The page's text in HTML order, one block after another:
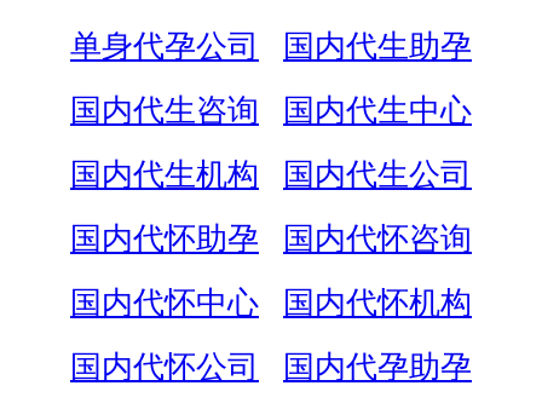
单身代孕公司
国内代生助孕
国内代生咨询
国内代生中心
国内代生机构
国内代生公司
国内代怀助孕
国内代怀咨询
国内代怀中心
国内代怀机构
国内代怀公司
国内代孕助孕